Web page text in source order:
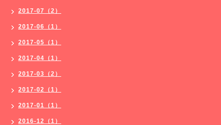
2017-07（2）
2017-06（1）
2017-05（1）
2017-04（1）
2017-03（2）
2017-02（1）
2017-01（1）
2016-12（1）